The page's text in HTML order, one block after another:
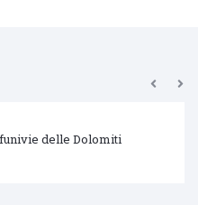
delle Dolomiti